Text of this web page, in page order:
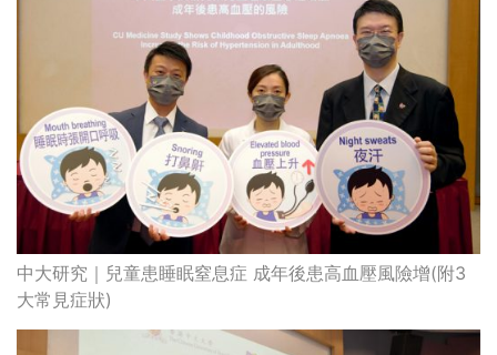
中大研究｜兒童患睡眠窒息症 成年後患高血壓風險增(附3
大常見症狀)